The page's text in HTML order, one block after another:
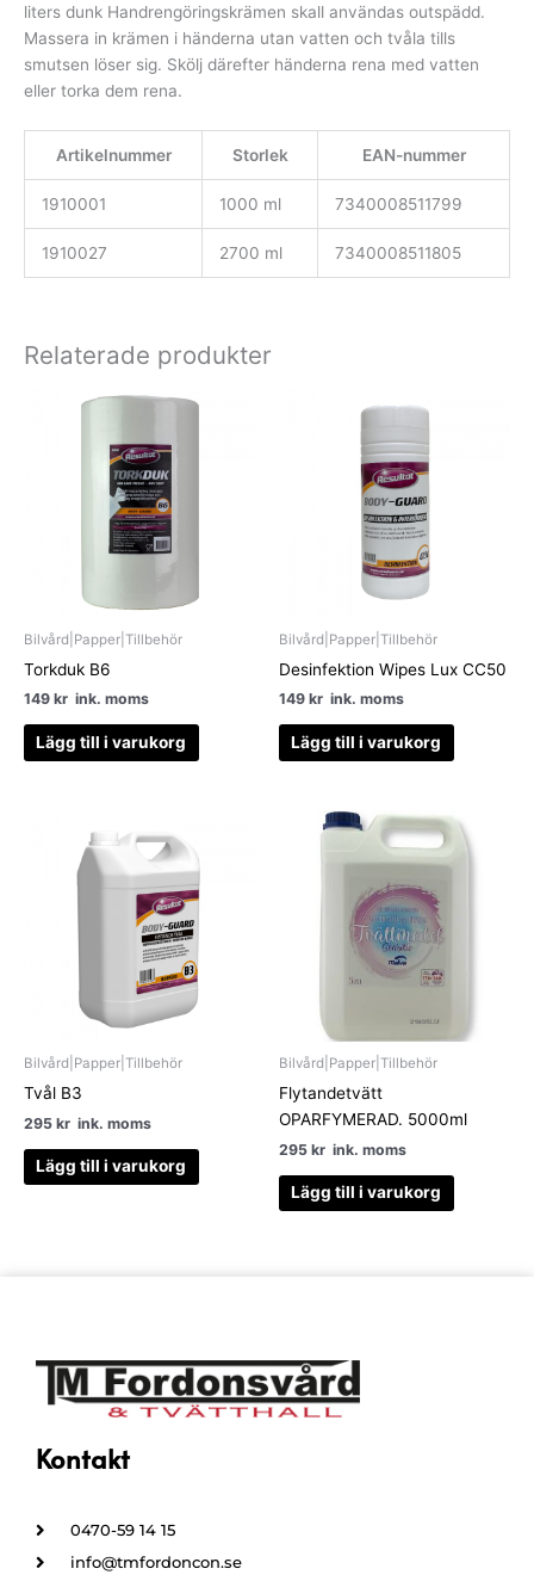
liters dunk Handrengöringskrämen skall användas outspädd.
Massera in krämen i händerna utan vatten och tvåla tills
smutsen löser sig. Skölj därefter händerna rena med vatten
eller torka dem rena.
Artikelnummer Storlek EAN-nummer
1910001 1000 ml 7340008511799
1910027 2700 ml 7340008511805
Relaterade produkter
Bilvård|Papper|Tillbehör
Torkduk B6
149 kr ink. moms
Lägg till i varukorg
Bilvård|Papper|Tillbehör
Desinfektion Wipes Lux CC50
149 kr ink. moms
Lägg till i varukorg
Bilvård|Papper|Tillbehör
Tvål B3
295 kr ink. moms
Lägg till i varukorg
Bilvård|Papper|Tillbehör
Flytandetvätt
OPARFYMERAD. 5000ml
295 kr ink. moms
Lägg till i varukorg
Kontakt
0470-59 14 15
info@tmfordoncon.se